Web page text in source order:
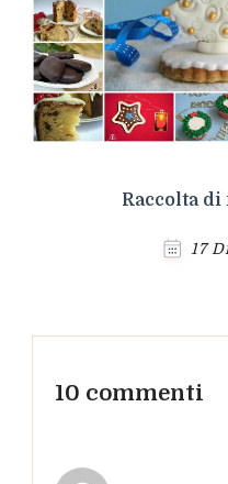
Raccolta
17
10 commenti